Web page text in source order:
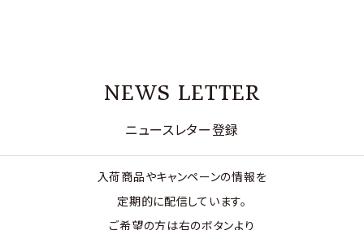
NEWS LETTER
ニュースレター登録
入荷商品やキャンペーンの情報を
定期的に配信しています。
ご希望の方は右のボタンより